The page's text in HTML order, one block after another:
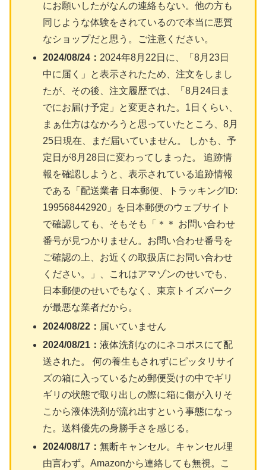
にお願いしたがなんの連絡もない。他の方も
同じような体験をされているので本当に悪質
なショップだと思う。ご注意ください。
2024/08/24： 2024年8月22日に、「8月23日
中に届く」と表示されたため、注文をしまし
たが、その後、注文履歴では、「8月24日ま
でにお届け予定」と変更された。1日くらい、
まぁ仕方はなかろうと思っていたところ、8月
25日現在、まだ届いていません。 しかも、予
定日が8月28日に変わってしまった。 追跡情
報を確認しようと、表示されている追跡情報
である「配送業者 日本郵便、トラッキングID:
199568442920」を日本郵便のウェブサイト
で確認しても、そもそも「＊＊ お問い合わせ
番号が見つかりません。お問い合わせ番号を
ご確認の上、お近くの取扱店にお問い合わせ
ください。」、これはアマゾンのせいでも、
日本郵便のせいでもなく、東京トイズパーク
が最悪な業者だから。
2024/08/22： 届いていません
2024/08/21：液体洗剤なのにネコポスにて配
送された。 何の養生もされずにピッタリサイ
ズの箱に入っているため郵便受けの中でギリ
ギリの状態で取り出しの際に箱に傷が入りそ
こから液体洗剤が流れ出すという事態になっ
た。送料優先の身勝手さを感じる。
2024/08/17：無断キャンセル。キャンセル理
由言わず。Amazonから連絡しても無視。こ